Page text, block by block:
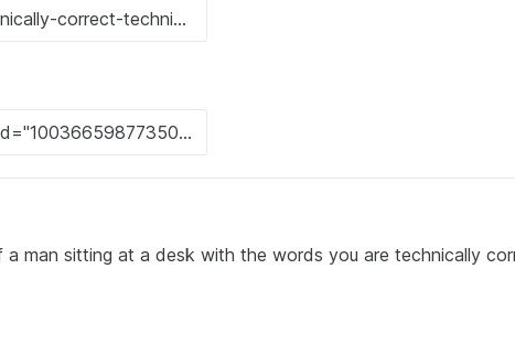
a man sitting at a desk with the words you are technically